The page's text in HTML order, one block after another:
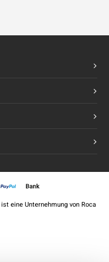
eine Unternehmung vonRoca